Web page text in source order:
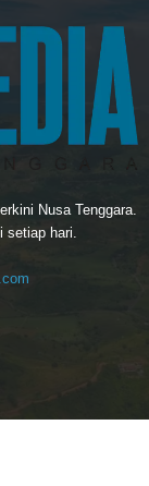
Nusa Tenggara.
setiap hari.